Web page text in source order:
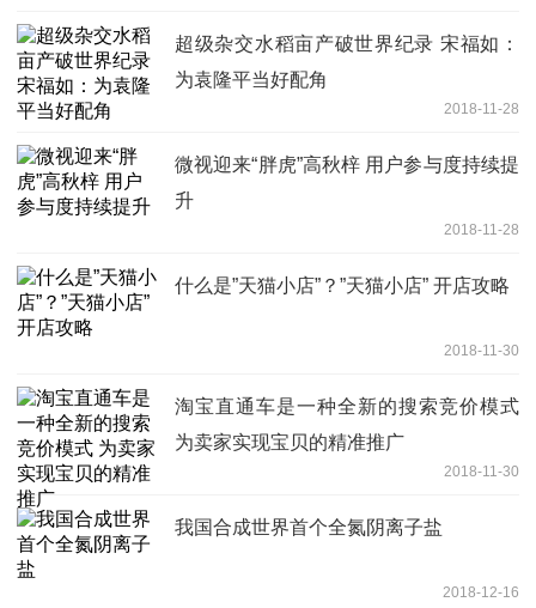
超级杂交水稻亩产破世界纪录 宋福如：
为袁隆平当好配角
2018-11-28
微视迎来“胖虎”高秋梓 用户参与度持续提
升
2018-11-28
什么是”天猫小店”？”天猫小店” 开店攻略
2018-11-30
淘宝直通车是一种全新的搜索竞价模式
为卖家实现宝贝的精准推广
2018-11-30
我国合成世界首个全氮阴离子盐
2018-12-16